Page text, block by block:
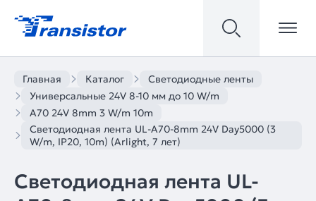
Главная Каталог
Светодиодные ленты
Универсальные 24V 8-10 мм до 10 W/m
A70 24V 8mm 3 W/m 10m
Светодиодная лента UL-A70-8mm 24V Day5000 (3
W/m, IP20, 10m) (Arlight, 7 лет)
Светодиодная лента UL-